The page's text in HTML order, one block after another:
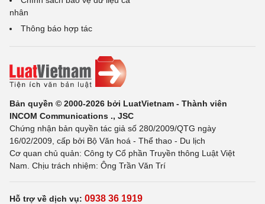
nhân
Thông báo hợp tác
Bản quyền © 2000-2026 bởi LuatVietnam - Thành viên
INCOM Communications ., JSC
Chứng nhận bản quyền tác giả số 280/2009/QTG ngày
16/02/2009, cấp bởi Bộ Văn hoá - Thể thao - Du lịch
Cơ quan chủ quản: Công ty Cổ phần Truyền thông Luật Việt
Nam. Chịu trách nhiệm: Ông Trần Văn Trí
Hỗ trợ về dịch vụ: 0938 36 1919